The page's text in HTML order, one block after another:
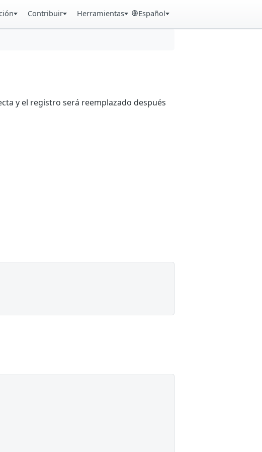
Contribuir Herramientas Español
y el registro será reemplazado después